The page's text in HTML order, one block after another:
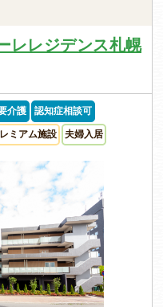
レレジデンス札幌
介護 認知症相談可
ミアム施設 夫婦入居